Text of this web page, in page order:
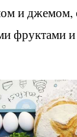
и джемом,
фруктами